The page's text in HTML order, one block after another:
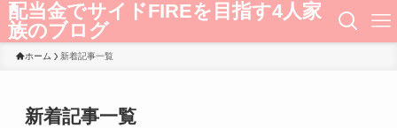
配当金でサイドFIREを目指す4人家
族のブログ
ホーム 新着記事一覧
新着記事一覧